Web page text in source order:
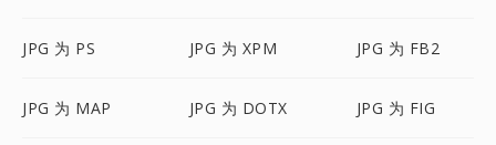
JPG 为 PS JPG 为 XPM JPG 为 FB2
JPG 为 MAP JPG 为 DOTX JPG 为 FIG